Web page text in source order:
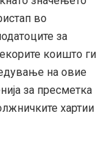
во
за
коишто ги
на овие
за пресметка
хартии